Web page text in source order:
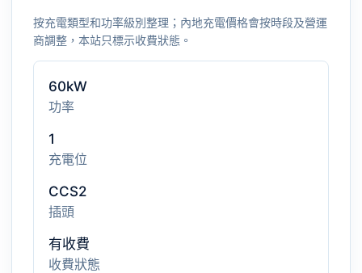
按充電類型和功率級別整理；內地充電價格會按時段及營運
商調整，本站只標示收費狀態。
60kW
功率
1
充電位
CCS2
插頭
有收費
收費狀態